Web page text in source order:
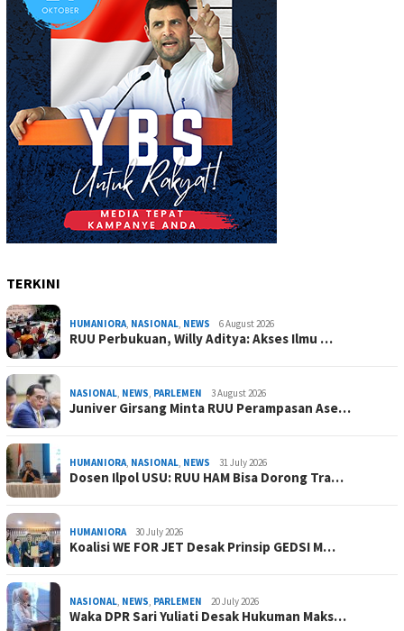
TERKINI
HUMANIORA, NASIONAL, NEWS 6 August 2026
RUU Perbukuan, Willy Aditya: Akses Ilmu …
NASIONAL, NEWS, PARLEMEN 3 August 2026
Juniver Girsang Minta RUU Perampasan Ase…
HUMANIORA, NASIONAL, NEWS 31 July 2026
Dosen Ilpol USU: RUU HAM Bisa Dorong Tra…
HUMANIORA 30 July 2026
Koalisi WE FOR JET Desak Prinsip GEDSI M…
NASIONAL, NEWS, PARLEMEN 20 July 2026
Waka DPR Sari Yuliati Desak Hukuman Maks…